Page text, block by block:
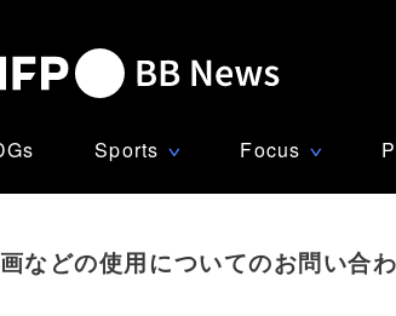
Sports ∨ Focus ∨
などの使用についてのお問い合